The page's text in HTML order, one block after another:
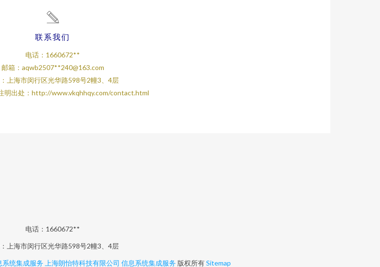
联系我们
电话：1660672**
邮箱：aqwb2507**240@163.com
上海市闵行区光华路598号2幢3、4层
明出处：http://www.vkqhhqy.com/contact.html
电话：1660672**
上海市闵行区光华路598号2幢3、4层
系统集成服务 上海朗怡特科技有限公司 信息系统集成服务 版权所有Sitemap